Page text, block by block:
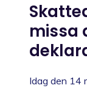
missa
Idag den 14